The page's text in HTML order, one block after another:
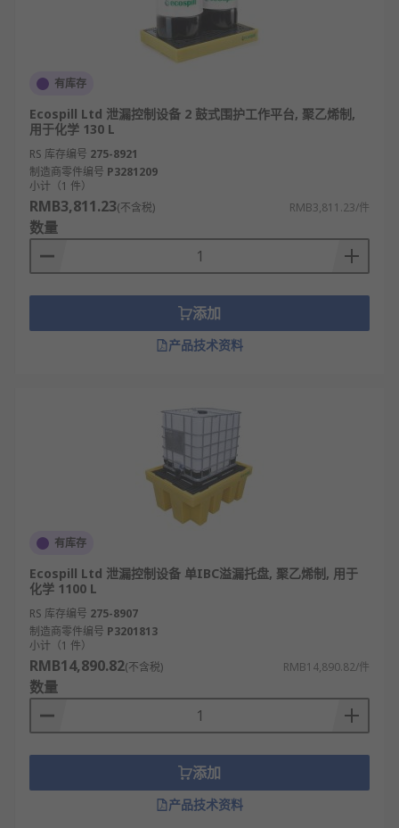
适用于特殊化学品存储。
吸附型防渗漏托盘：内置吸附材料层，泄漏时
自动吸附液体，减少二次污染，常用于实验
室、危废暂存间。
智能化防渗漏托盘：集成传感器、无线传输模
块，可实时监测液位、温度等数据，远程预警
泄漏情况，适用于高危化学品管理。
防渗漏托盘应用领域
石油化工行业：用于存储和运输油罐、化学品
储罐、反应釜等设备，防止油品、酸碱溶液泄
汽车制造与维修：承接汽车生产线上的润滑
油、切削液泄漏，以及维修车间废机油、清洗
化学品存储安全，避免泄漏造成环境污染与药
实验室与科研机构：存放各类化学试剂、实验
废液容器，防止泄漏引发安全事故与环境污染
仓储物流领域：在仓库中用于存放桶装化学
品、油品，确保运输装卸过程中液体泄漏得到
有效控制。
能源电力行业：承接变电站变压器油、蓄电池
电解液等液体泄漏，防止污染土壤与水体，保
障设施安全。
环保危废处理：用于危废暂存间，收纳各类危
险废弃物容器，避免泄漏造成二次污染，符合
环保合规要求。
RS PRO等多款不同规格、型号
的产品供您挑选，从而满足不同的应用场景需求。
有库存
Ecospill Ltd 泄漏控制设备 2 鼓式围护工作平台, 聚乙烯制,
用于化学 130 L
RS 库存编号 275-8921
制造商零件编号 P3281209
小计（1 件）
RMB3,811.23(不含税) RMB3,811.23/件
数量
添加
产品技术资料
有库存
Ecospill Ltd 泄漏控制设备 单IBC溢漏托盘, 聚乙烯制, 用于
化学 1100 L
RS 库存编号 275-8907
制造商零件编号 P3201813
小计（1 件）
RMB14,890.82(不含税) RMB14,890.82/件
数量
添加
产品技术资料